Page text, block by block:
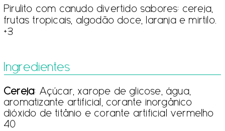
Pirulito com canudo divertido sabores: cereja,
frutas tropicais, algodão doce, laranja e mirtilo.
+3
Ingredientes
Cereja: Açúcar, xarope de glicose, água,
aromatizante artificial, corante inorgânico
dióxido de titânio e corante artificial vermelho
40